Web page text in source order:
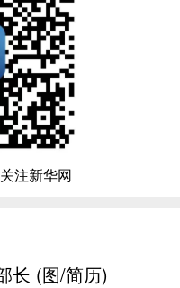
注新华网
长 (图/简历)